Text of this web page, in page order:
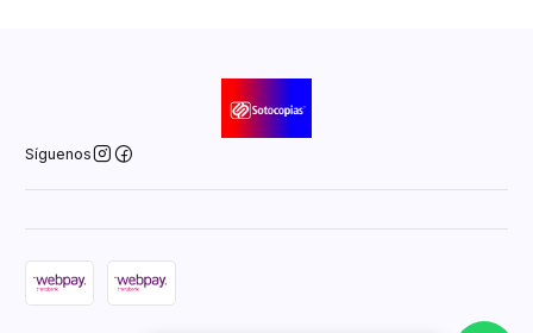
Síguenos